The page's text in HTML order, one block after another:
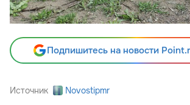
Подпишитесь на новости
Источник Novostipmr